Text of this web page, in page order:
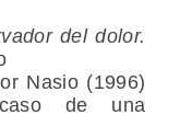
del dolor.
Nasio (1996)
de una